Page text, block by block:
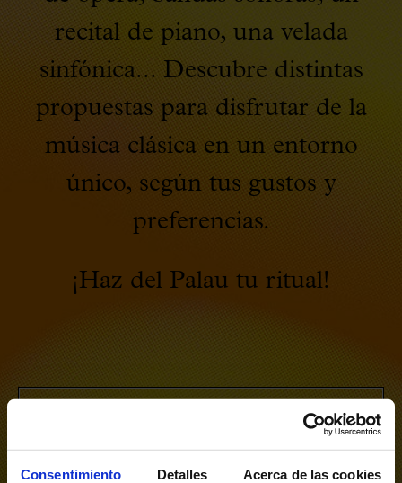
Consentimiento Detalles Acerca de las cookies
recital de piano, una velada
sinfónica... Descubre distintas
propuestas para disfrutar de la
música clásica en un entorno
único, según tus gustos y
preferencias.
¡Haz del Palau tu ritual!
La voz como protagonista, de la ópera